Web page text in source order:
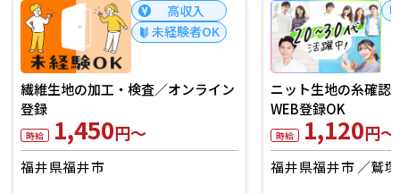
高収入
未経験者OK
繊維生地の加工・検査／オンライン
登録
時給 1,450円～
福井県福井市
ニット生地の糸確認
WEB登録OK
時給 1,120円～
福井県福井市 鷲